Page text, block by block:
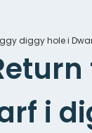
diggy hole i
i